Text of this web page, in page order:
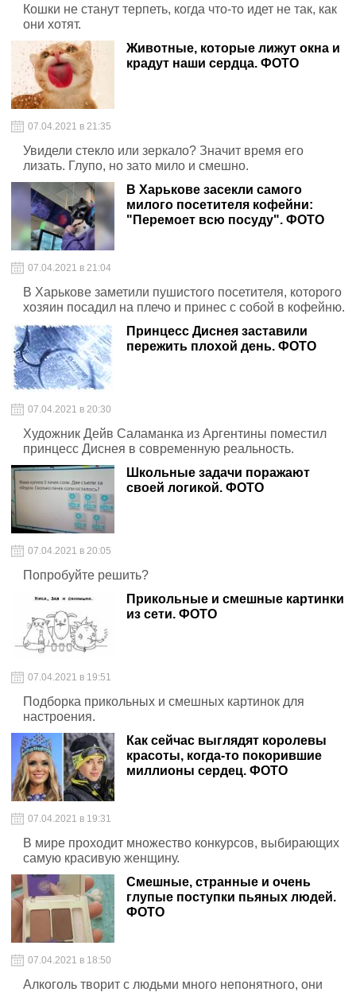
Кошки не станут терпеть, когда что-то идет не так, как
они хотят.
Животные, которые лижут окна и
крадут наши сердца. ФОТО
07.04.2021 в 21:35
Увидели стекло или зеркало? Значит время его
лизать. Глупо, но зато мило и смешно.
В Харькове засекли самого
милого посетителя кофейни:
"Перемоет всю посуду". ФОТО
07.04.2021 в 21:04
В Харькове заметили пушистого посетителя, которого
хозяин посадил на плечо и принес с собой в кофейню.
Принцесс Диснея заставили
пережить плохой день. ФОТО
07.04.2021 в 20:30
Художник Дейв Саламанка из Аргентины поместил
принцесс Диснея в современную реальность.
Школьные задачи поражают
своей логикой. ФОТО
07.04.2021 в 20:05
Попробуйте решить?
Прикольные и смешные картинки
из сети. ФОТО
07.04.2021 в 19:51
Подборка прикольных и смешных картинок для
настроения.
Как сейчас выглядят королевы
красоты, когда-то покорившие
миллионы сердец. ФОТО
07.04.2021 в 19:31
В мире проходит множество конкурсов, выбирающих
самую красивую женщину.
Смешные, странные и очень
глупые поступки пьяных людей.
ФОТО
07.04.2021 в 18:50
Алкоголь творит с людьми много непонятного, они